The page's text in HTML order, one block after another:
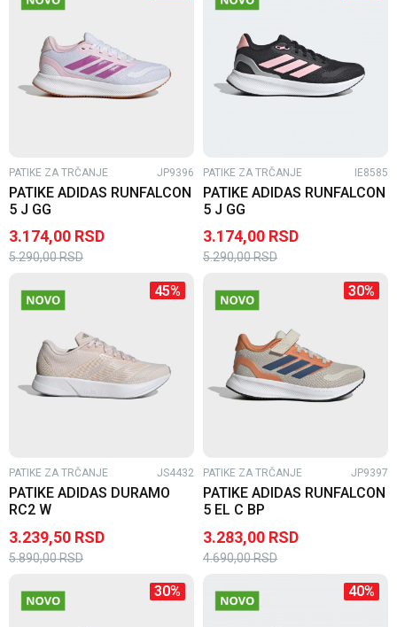
PATIKE ZA TRČANJE JP9396
PATIKE ADIDAS RUNFALCON
5 J GG
3.174,00 RSD
5.290,00RSD
PATIKE ZA TRČANJE IE8585
PATIKE ADIDAS RUNFALCON
5 J GG
3.174,00 RSD
5.290,00RSD
45%
PATIKE ZA TRČANJE JS4432
PATIKE ADIDAS DURAMO
RC2 W
3.239,50 RSD
5.890,00RSD
30%
PATIKE ZA TRČANJE JP9397
PATIKE ADIDAS RUNFALCON
5 EL C BP
3.283,00 RSD
4.690,00RSD
30% 40%